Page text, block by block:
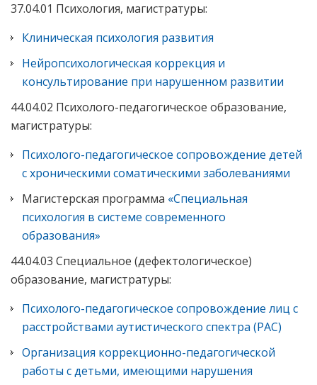
37.04.01 Психология, магистратуры:
Клиническая психология развития
Нейропсихологическая коррекция и
консультирование при нарушенном развитии
44.04.02 Психолого-педагогическое образование,
магистратуры:
Психолого-педагогическое сопровождение детей
с хроническими соматическими заболеваниями
Магистерская программа «Специальная
психология в системе современного
образования»
44.04.03 Специальное (дефектологическое)
образование, магистратуры:
Психолого-педагогическое сопровождение лиц с
расстройствами аутистического спектра (РАС)
Организация коррекционно-педагогической
работы с детьми, имеющими нарушения